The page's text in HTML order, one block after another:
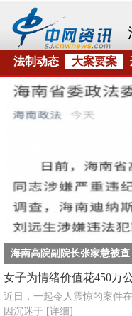
法制动态 大案要案
海南高院副院长张家慧被查
近日，一起令人震惊的案件
因沉迷于 [详细]